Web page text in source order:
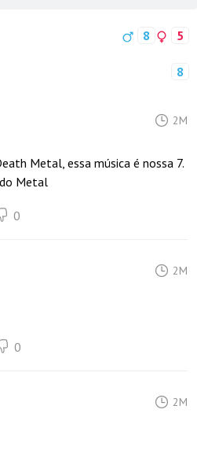
8 5
8
2M
Metal, essa música é nossa 7.
Metal
0
2M
0
2M